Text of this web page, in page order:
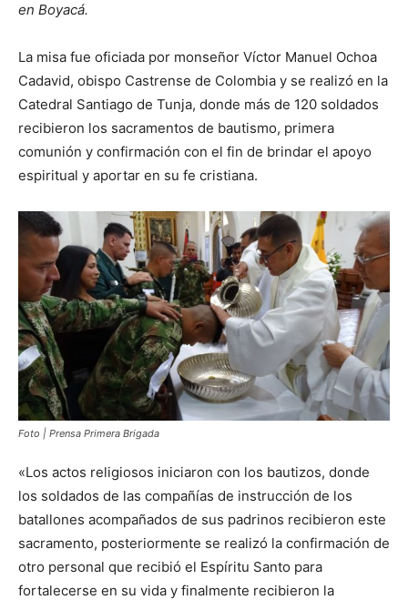
en Boyacá.
La misa fue oficiada por monseñor Víctor Manuel Ochoa
Cadavid, obispo Castrense de Colombia y se realizó en la
Catedral Santiago de Tunja, donde más de 120 soldados
recibieron los sacramentos de bautismo, primera
comunión y confirmación con el fin de brindar el apoyo
espiritual y aportar en su fe cristiana.
Foto | Prensa Primera Brigada
«Los actos religiosos iniciaron con los bautizos, donde
los soldados de las compañías de instrucción de los
batallones acompañados de sus padrinos recibieron este
sacramento, posteriormente se realizó la confirmación de
otro personal que recibió el Espíritu Santo para
fortalecerse en su vida y finalmente recibieron la